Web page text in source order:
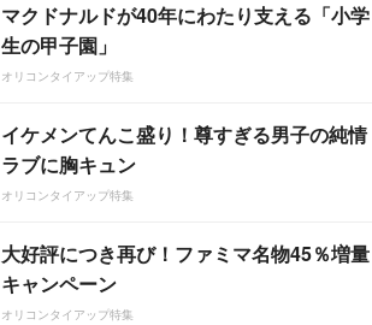
マクドナルドが40年にわたり支える「小学
生の甲子園」
オリコンタイアップ特集
イケメンてんこ盛り！尊すぎる男子の純情
ラブに胸キュン
オリコンタイアップ特集
大好評につき再び！ファミマ名物45％増量
キャンペーン
オリコンタイアップ特集